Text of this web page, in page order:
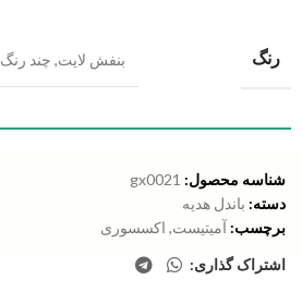
رنگ بنفش لایت, چند رنگ
شناسه محصول: gx0021
دسته: باندل هدیه
برچسب: آمیتیست, اکسسوری
اشتراک گذاری: